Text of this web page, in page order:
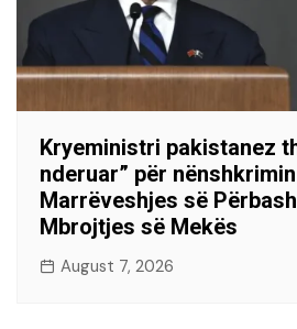
Kryeministri pakistanez
nderuar” për
Marrëveshjes së
Mbrojtjes së Mekës
August 7, 2026